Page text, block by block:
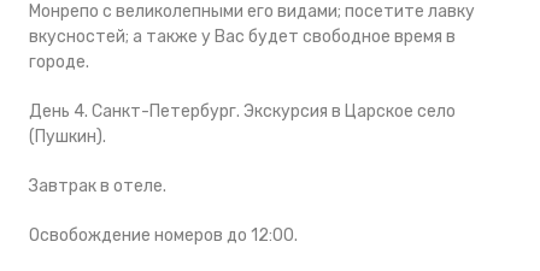
Монрепо с великолепными его видами; посетите лавку
вкусностей; а также у Вас будет свободное время в
городе.
День 4. Санкт-Петербург. Экскурсия в Царское село
(Пушкин).
Завтрак в отеле.
Освобождение номеров до 12:00.